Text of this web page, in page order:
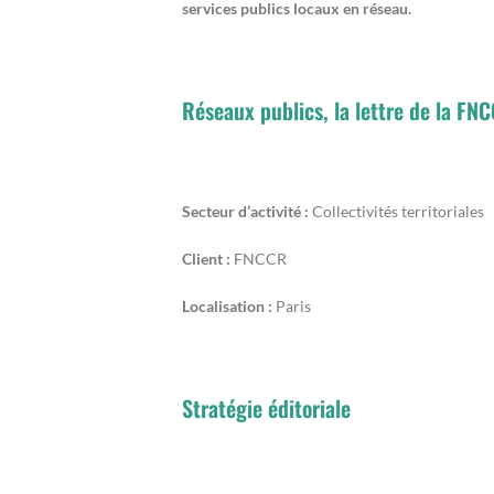
services publics locaux en réseau.
Réseaux publics, la lettre de la
Secteur d’activité : Collectivités territoriales
Client : FNCCR
Localisation : Paris
Stratégie éditoriale